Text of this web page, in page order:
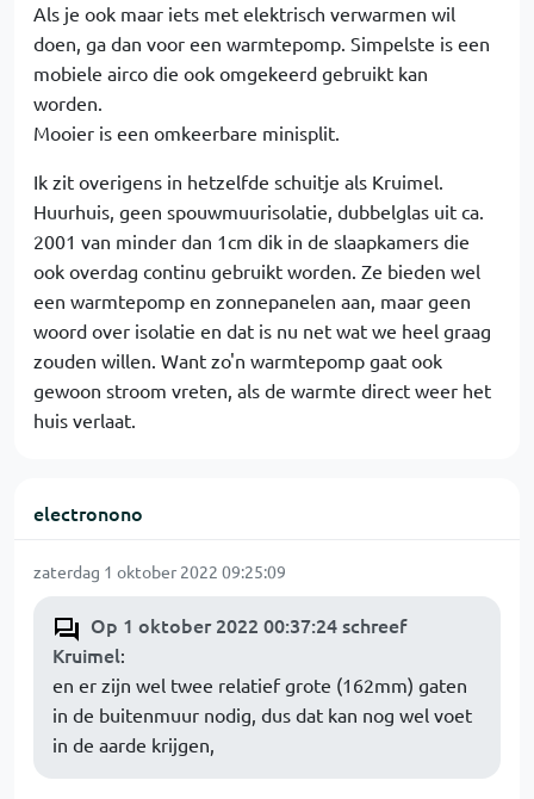
Als je ook maar iets met elektrisch verwarmen wil
doen, ga dan voor een warmtepomp. Simpelste is een
mobiele airco die ook omgekeerd gebruikt kan
worden.
Mooier is een omkeerbare minisplit.
Ik zit overigens in hetzelfde schuitje als Kruimel.
Huurhuis, geen spouwmuurisolatie, dubbelglas uit ca.
2001 van minder dan 1cm dik in de slaapkamers die
ook overdag continu gebruikt worden. Ze bieden wel
een warmtepomp en zonnepanelen aan, maar geen
woord over isolatie en dat is nu net wat we heel graag
zouden willen. Want zo'n warmtepomp gaat ook
gewoon stroom vreten, als de warmte direct weer het
huis verlaat.
electronono
zaterdag 1 oktober 2022 09:25:09
Op 1 oktober 2022 00:37:24 schreef
Kruimel:
en er zijn wel twee relatief grote (162mm) gaten
in de buitenmuur nodig, dus dat kan nog wel voet
in de aarde krijgen,